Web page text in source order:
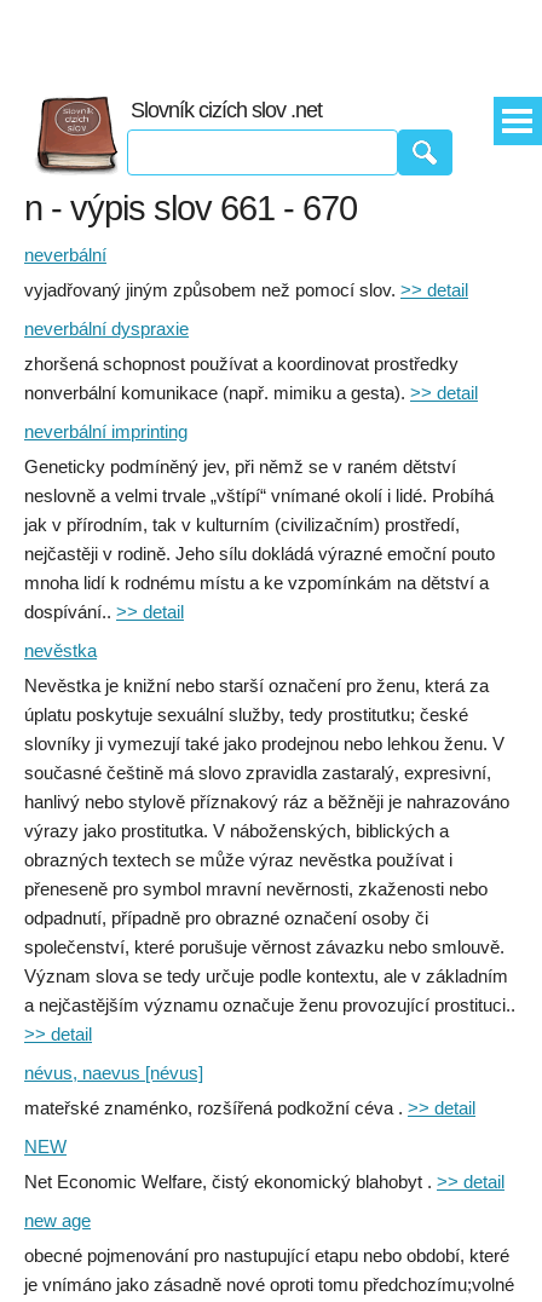
Slovník cizích slov .net
n - výpis slov 661 - 670
neverbální
vyjadřovaný jiným způsobem než pomocí slov. >> detail
neverbální dyspraxie
zhoršená schopnost používat a koordinovat prostředky
nonverbální komunikace (např. mimiku a gesta). >> detail
neverbální imprinting
Geneticky podmíněný jev, při němž se v raném dětství
neslovně a velmi trvale „vštípí“ vnímané okolí i lidé. Probíhá
jak v přírodním, tak v kulturním (civilizačním) prostředí,
nejčastěji v rodině. Jeho sílu dokládá výrazné emoční pouto
mnoha lidí k rodnému místu a ke vzpomínkám na dětství a
dospívání.. >> detail
nevěstka
Nevěstka je knižní nebo starší označení pro ženu, která za
úplatu poskytuje sexuální služby, tedy prostitutku; české
slovníky ji vymezují také jako prodejnou nebo lehkou ženu. V
současné češtině má slovo zpravidla zastaralý, expresivní,
hanlivý nebo stylově příznakový ráz a běžněji je nahrazováno
výrazy jako prostitutka. V náboženských, biblických a
obrazných textech se může výraz nevěstka používat i
přeneseně pro symbol mravní nevěrnosti, zkaženosti nebo
odpadnutí, případně pro obrazné označení osoby či
společenství, které porušuje věrnost závazku nebo smlouvě.
Význam slova se tedy určuje podle kontextu, ale v základním
a nejčastějším významu označuje ženu provozující prostituci..
>> detail
névus, naevus [névus]
mateřské znaménko, rozšířená podkožní céva . >> detail
NEW
Net Economic Welfare, čistý ekonomický blahobyt . >> detail
new age
obecné pojmenování pro nastupující etapu nebo období, které
je vnímáno jako zásadně nové oproti tomu předchozímu;volné